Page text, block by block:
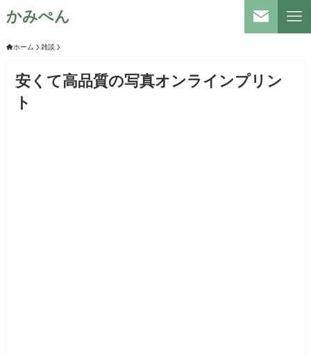
かみぺん
ホーム 雑談
安くて高品質の写真オンラインプリン
ト